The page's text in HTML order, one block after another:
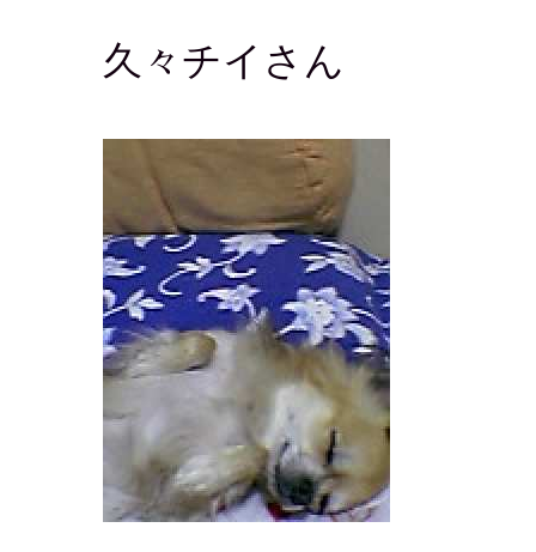
久々チイさん